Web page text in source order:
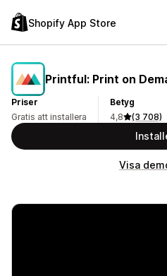
Shopify App Store
Printful: Print on
Priser
Gratis att installera
Betyg
4,8
(3 708)
Visa